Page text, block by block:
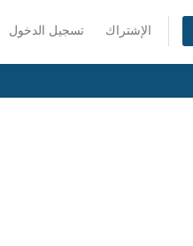
تسجيل الدخول الإشتراك